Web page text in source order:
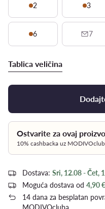
2 3
6 7
Tablica veličina
Ostvarite za ovaj
10% cashbacka uz
Dostava: Sri, 12.08 - Čet,
Moguća dostava od 4,90 €
14 dana za besplatan
MODIVOcluba